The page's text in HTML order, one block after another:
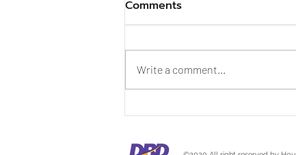
Is 10% Bone Content
Ian Billinghurst Say?
Comments
Write a comment...